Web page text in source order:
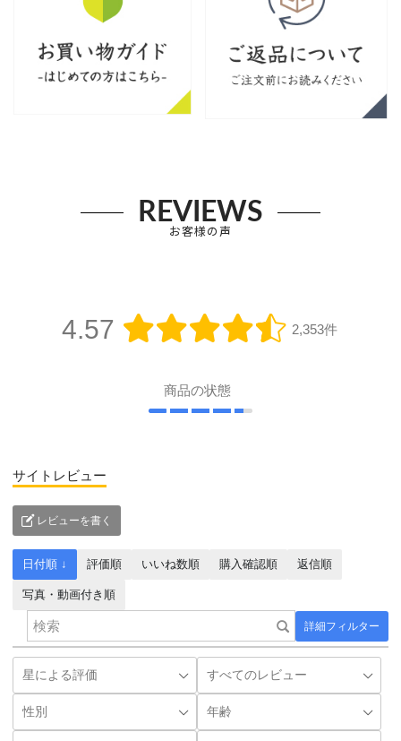
REVIEWS
お客様の声
4.57 2,353件
商品の状態
サイトレビュー
レビューを書く
詳細フィルター
日付順 ↓ 評価順 いいね数順 購入確認順 返信順
写真・動画付き順